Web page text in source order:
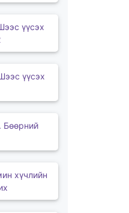
үүсэх
үүсэх
Бөөрний
хүчлийн